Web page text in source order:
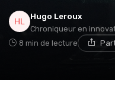
Hugo Leroux
Chroniqueur en
8 min de lecture